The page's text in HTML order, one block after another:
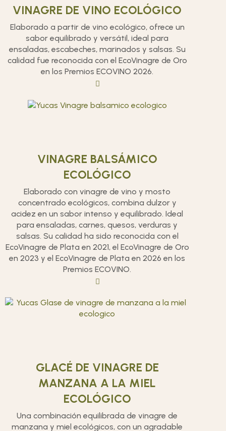
VINAGRE DE VINO ECOLÓGICO
Elaborado a partir de vino ecológico, ofrece un
sabor equilibrado y versátil, ideal para
ensaladas, escabeches, marinados y salsas. Su
calidad fue reconocida con el EcoVinagre de Oro
en los Premios ECOVINO 2026.
VINAGRE BALSÁMICO
ECOLÓGICO
Elaborado con vinagre de vino y mosto
concentrado ecológicos, combina dulzor y
acidez en un sabor intenso y equilibrado. Ideal
para ensaladas, carnes, quesos, verduras y
salsas. Su calidad ha sido reconocida con el
EcoVinagre de Plata en 2021, el EcoVinagre de Oro
en 2023 y el EcoVinagre de Plata en 2026 en los
Premios ECOVINO.
GLACÉ DE VINAGRE DE
MANZANA A LA MIEL
ECOLÓGICO
Una combinación equilibrada de vinagre de
manzana y miel ecológicos, con un agradable